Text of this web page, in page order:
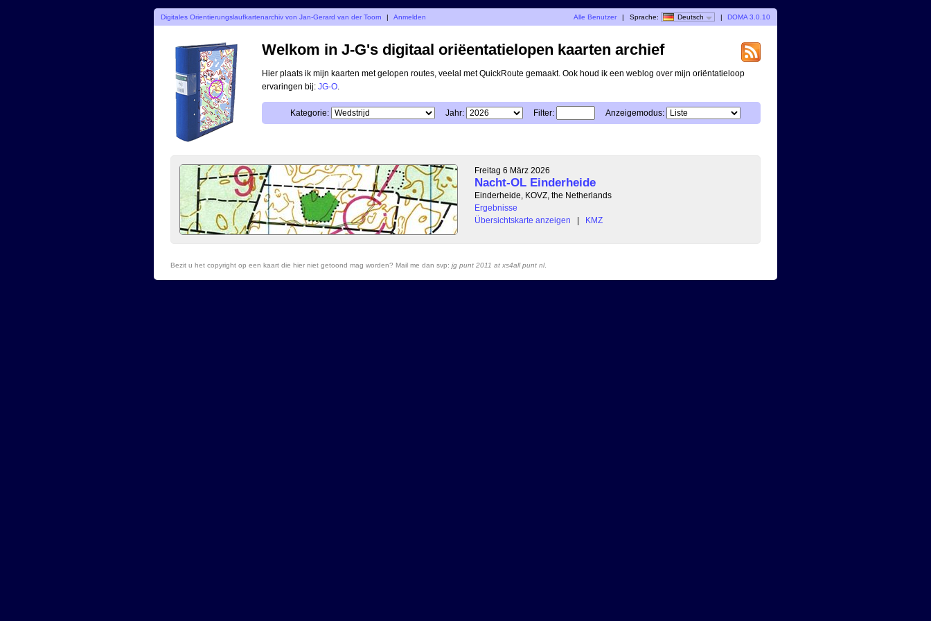
Digitales Orientierungslaufkartenarchiv von Jan-Gerard van der Toorn | Anmelden Alle Benutzer | Sprache: Deutsch | DOMA 3.0.10
Welkom in J-G's digitaal oriëentatielopen kaarten archief
Hier plaats ik mijn kaarten met gelopen routes, veelal met QuickRoute gemaakt. Ook houd ik een weblog over mijn oriëntatieloop
ervaringen bij: JG-O
Kategorie: Jahr: Filter: Anzeigemodus:
Freitag 6 März 2026
Nacht-OL Einderheide
Einderheide, KOVZ, the Netherlands
Ergebnisse
Übersichtskarte anzeigen
| KMZ
Bezit u het copyright op een kaart die hier niet getoond mag worden? Mail me dan svp: jg punt 2011 at xs4all punt nl.